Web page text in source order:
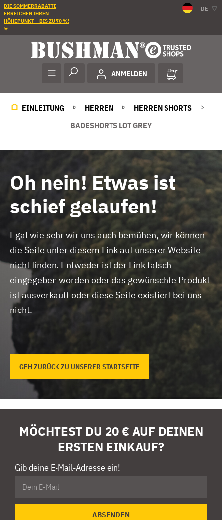
DIE SOMMERRABATTE
ERREICHEN IHREN
HÖHEPUNKT – BIS ZU 70 %!
☀️
DE
ANMELDEN
EINLEITUNG HERREN
HERREN SHORTS
BADESHORTS LOT GREY
Oh nein! Etwas ist
schief gelaufen!
Egal wie sehr wir uns auch bemühen, wir können
die Seite unter diesem Link auf unserer Website
nicht finden. Entweder ist der Link falsch
eingegeben worden oder das gewünschte Produkt
ist ausverkauft oder diese Seite existiert bei uns
nicht.
GEH ZURÜCK ZU UNSERER STARTSEITE
MÖCHTEST DU 20 € AUF DEINEN
ERSTEN EINKAUF?
Gib deine E-Mail-Adresse ein!
ABSENDEN